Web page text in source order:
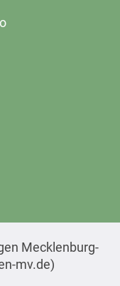
Mecklenburg-
mv.de)